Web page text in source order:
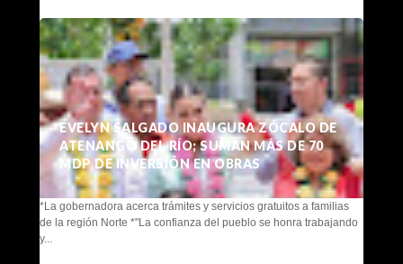
EVELYN SALGADO INAUGURA ZÓCALO DE
ATENANGO DEL RÍO; SUMAN MÁS DE 70
MDP DE INVERSIÓN EN OBRAS
*La gobernadora acerca trámites y servicios gratuitos a familias
de la región Norte *"La confianza del pueblo se honra trabajando
y...